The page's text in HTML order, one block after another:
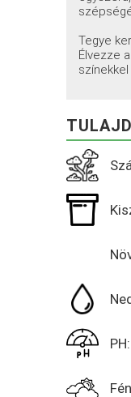
Tegye
Élvezze
PH: